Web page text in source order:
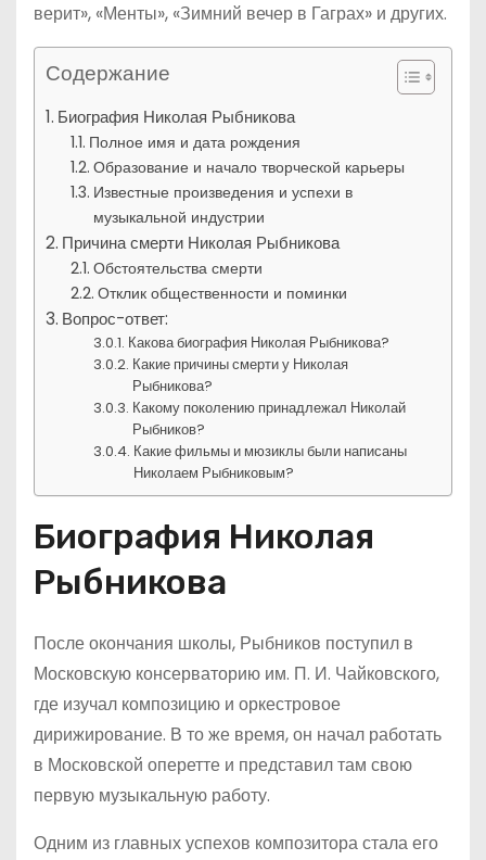
верит», «Менты», «Зимний вечер в Гаграх» и других.
Содержание
Биография Николая Рыбникова
Полное имя и дата рождения
Образование и начало творческой карьеры
Известные произведения и успехи в
музыкальной индустрии
Причина смерти Николая Рыбникова
Обстоятельства смерти
Отклик общественности и поминки
Вопрос-ответ:
Какова биография Николая Рыбникова?
Какие причины смерти у Николая
Рыбникова?
Какому поколению принадлежал Николай
Рыбников?
Какие фильмы и мюзиклы были написаны
Николаем Рыбниковым?
Биография Николая
Рыбникова
После окончания школы, Рыбников поступил в
Московскую консерваторию им. П. И. Чайковского,
где изучал композицию и оркестровое
дирижирование. В то же время, он начал работать
в Московской оперетте и представил там свою
первую музыкальную работу.
Одним из главных успехов композитора стала его